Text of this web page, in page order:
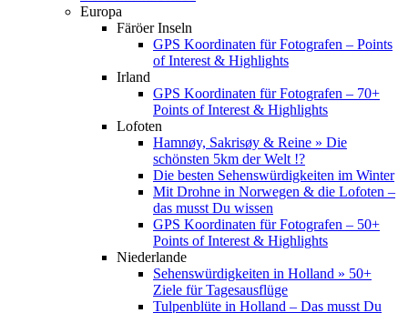
Europa
Färöer Inseln
GPS Koordinaten für Fotografen – Points
of Interest & Highlights
Irland
GPS Koordinaten für Fotografen – 70+
Points of Interest & Highlights
Lofoten
Hamnøy, Sakrisøy & Reine » Die
schönsten 5km der Welt !?
Die besten Sehenswürdigkeiten im Winter
Mit Drohne in Norwegen & die Lofoten –
das musst Du wissen
GPS Koordinaten für Fotografen – 50+
Points of Interest & Highlights
Niederlande
Sehenswürdigkeiten in Holland » 50+
Ziele für Tagesausflüge
Tulpenblüte in Holland – Das musst Du